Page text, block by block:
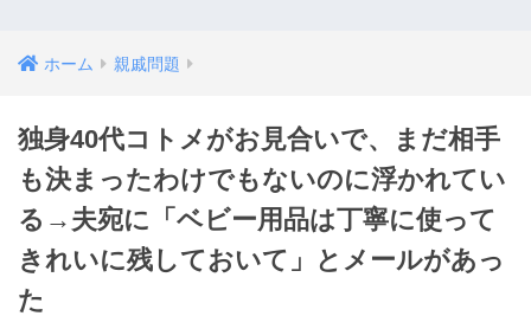
ホーム 親戚問題
独身40代コトメがお見合いで、まだ相手
も決まったわけでもないのに浮かれてい
る→夫宛に「ベビー用品は丁寧に使って
きれいに残しておいて」とメールがあっ
た